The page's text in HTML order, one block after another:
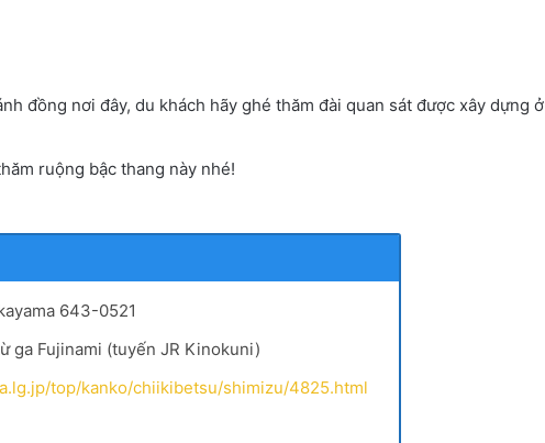
đồng nơi đây, du khách hãy ghé thăm đài quan sát được xây dựng ở
ruộng bậc thang này nhé!
643-0521
ga Fujinami (tuyến JR Kinokuni)
top/kanko/chiikibetsu/shimizu/4825.html